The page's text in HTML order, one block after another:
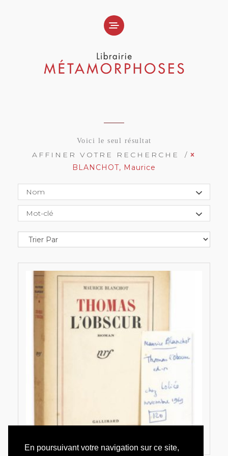
En poursuivant votre navigation sur ce site,
Voici le seul résultat
AFFINER VOTRE RECHERCHE
BLANCHOT, Maurice
Nom
Mot-clé